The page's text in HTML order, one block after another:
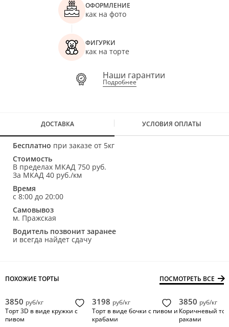
ОФОРМЛЕНИЕ
как на фото
ФИГУРКИ
как на торте
Наши гарантии
Подробнее
ДОСТАВКА УСЛОВИЯ ОПЛАТЫ
Бесплатно при заказе от 5кг
Стоимость
В пределах МКАД 750 руб.
За МКАД 40 руб./км
Время
с 8:00 до 20:00
Самовывоз
м. Пражская
Водитель позвонит заранее
и всегда найдет сдачу
ПОХОЖИЕ ТОРТЫ ПОСМОТРЕТЬ ВСЕ
3850 руб/кг
Торт 3D в виде кружки с
пивом
3198 руб/кг
Торт в виде бочки с пивом и
крабами
3850 руб/кг
Коричневый
раками